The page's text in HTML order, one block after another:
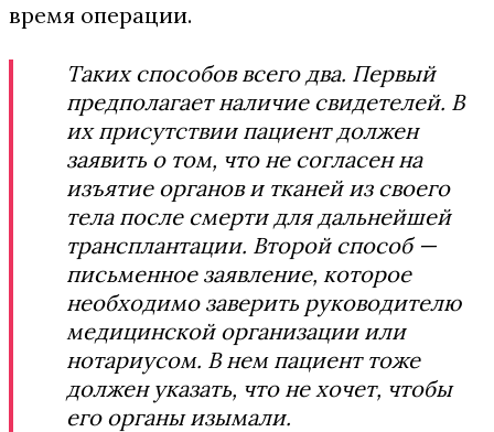
время операции.
Таких способов всего два. Первый
предполагает наличие свидетелей. В
их присутствии пациент должен
заявить о том, что не согласен на
изъятие органов и тканей из своего
тела после смерти для дальнейшей
трансплантации. Второй способ —
письменное заявление, которое
необходимо заверить руководителю
медицинской организации или
нотариусом. В нем пациент тоже
должен указать, что не хочет, чтобы
его органы изымали.